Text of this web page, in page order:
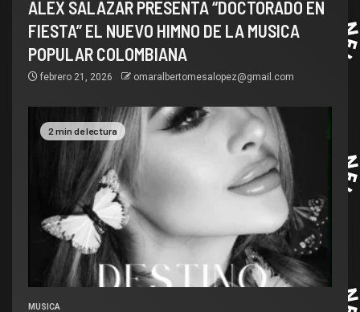
ALEX SALAZAR PRESENTA “DOCTORADO EN
FIESTA” EL NUEVO HIMNO DE LA MUSICA
POPULAR COLOMBIANA
febrero 21, 2026 omaralbertomesalopez@gmail.com
2 min de lectura
MUSICA